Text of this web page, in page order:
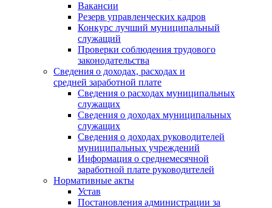
Вакансии
Резерв управленческих кадров
Конкурс лучший муниципальный
служащий
Проверки соблюдения трудового
законодательства
Сведения о доходах, расходах и
средней заработной плате
Сведения о расходах муниципальных
служащих
Сведения о доходах муниципальных
служащих
Сведения о доходах руководителей
муниципальных учреждений
Информация о среднемесячной
заработной плате руководителей
Нормативные акты
Устав
Постановления администрации за